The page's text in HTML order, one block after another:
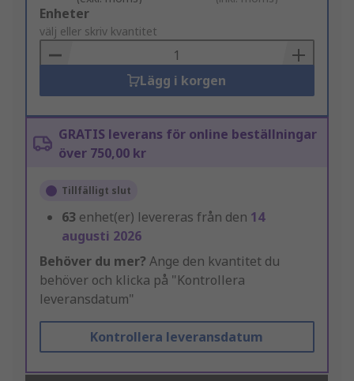
Add
to
Basket
Enheter
välj eller skriv kvantitet
Lägg i korgen
GRATIS leverans för online beställningar
över 750,00 kr
Tillfälligt slut
63 enhet(er) levereras från den 14
augusti 2026
Behöver du mer? Ange den kvantitet du
behöver och klicka på "Kontrollera
leveransdatum"
Kontrollera leveransdatum